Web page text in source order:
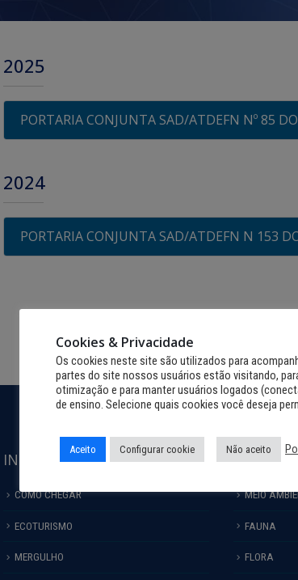
2025
PORTARIA CONJUNTA SAD/ATDEFN Nº 85
2024
PORTARIA CONJUNTA SAD/ATDEFN N 153
INFORMAÇÕES TURÍSTICAS
COMO CHEGAR
ECOTURISMO
MERGULHO
MEIO
MEIO
FAUNA
FLORA
Cookies & Privacidade
Os cookies neste site são utilizados para
partes do site nossos usuários estão visitando,
otimização e para manter usuários logados
de ensino. Selecione quais cookies você deseja
Aceito Configurar cookie Não aceito